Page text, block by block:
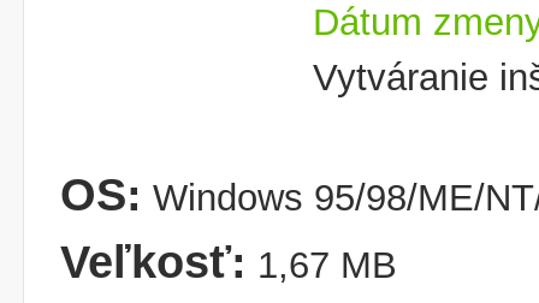
Dátum
Vytváranie
OS: Windows 95/98/ME/
Veľkosť: 1,67 MB